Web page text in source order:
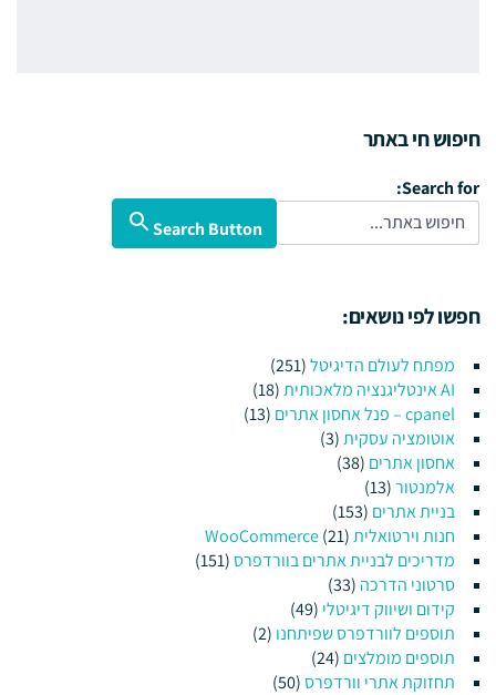
חיפוש חי באתר
Search for:
Search Button
חפשו לפי נושאים:
מפתח לעולם הדיגיטל(251)
AI אינטליגנציה מלאכותית
(18)
cpanel – פנל אחסון אתרים
(13)
אוטומציה עסקית(3)
אחסון אתרים(38)
אלמנטור(13)
בניית אתרים(153)
חנות וירטואלית WooCommerce(21)
מדריכים לבניית אתרים בוורדפרס(151)
סרטוני הדרכה(33)
קידום ושיווק דיגיטלי(49)
תוספים לוורדפרס שפיתחנו(2)
תוספים מומלצים(24)
תחזוקת אתרי וורדפרס(50)